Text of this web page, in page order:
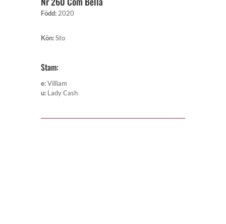
Född: 2020
Kön:Sto
Stam:
e:Villiam
u: Lady Cash